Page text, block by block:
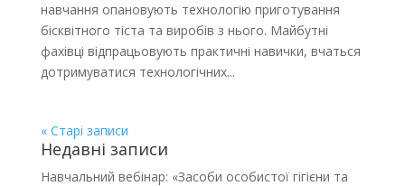
навчання опановують технологію приготування
бісквітного тіста та виробів з нього. Майбутні
фахівці відпрацьовують практичні навички, вчаться
дотримуватися технологічних...
« Старі записи
Недавні записи
Навчальний вебінар: «Засоби особистої гігієни та